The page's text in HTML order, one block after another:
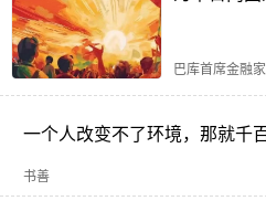
巴库首席金融家
一个人改变不了环境，那就千
书善